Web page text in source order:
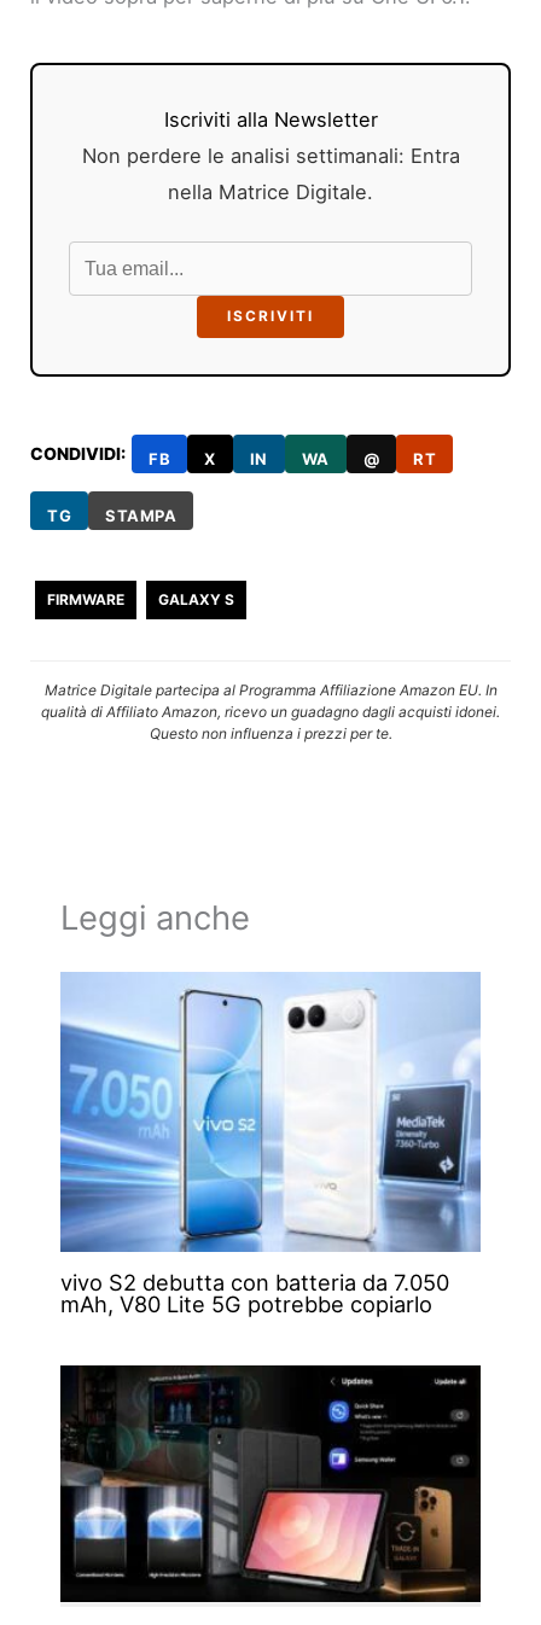
Iscriviti alla Newsletter
Non perdere le analisi settimanali: Entra
nella Matrice Digitale.
ISCRIVITI
CONDIVIDI: FB X IN WA @ RT
TG STAMPA
FIRMWARE GALAXY S
Matrice Digitale partecipa al Programma Affiliazione Amazon EU. In
qualità di Affiliato Amazon, ricevo un guadagno dagli acquisti idonei.
Questo non influenza i prezzi per te.
Leggi anche
vivo S2 debutta con batteria da 7.050
mAh, V80 Lite 5G potrebbe copiarlo